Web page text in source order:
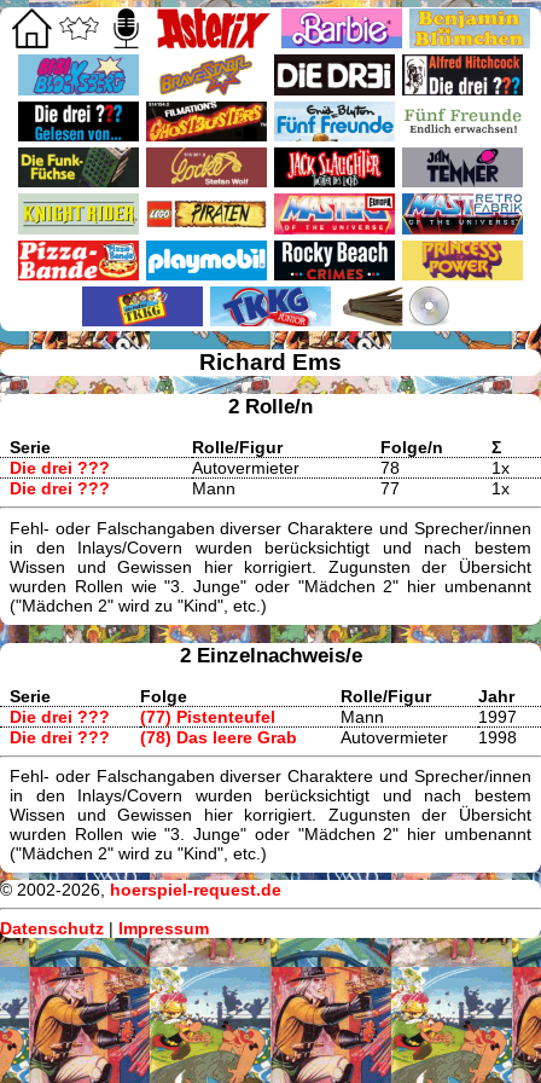
Richard Ems
2 Rolle/n
Serie Rolle/Figur Folge/n
Σ
Die drei ???
Autovermieter 78
1x
Die drei ???
Mann 77 1x
Fehl- oder Falschangaben diverser Charaktere und Sprecher/innen
in den Inlays/Covern wurden berücksichtigt und nach bestem
Wissen und Gewissen hier korrigiert. Zugunsten der Übersicht
wurden Rollen wie "3. Junge" oder "Mädchen 2" hier umbenannt
("Mädchen 2" wird zu "Kind", etc.)
2 Einzelnachweis/e
Serie Folge Rolle/Figur
Jahr
Die drei ???
(77) Pistenteufel Mann
1997
Die drei ???
(78) Das leere Grab Autovermieter 1998
Fehl- oder Falschangaben diverser Charaktere und Sprecher/innen
in den Inlays/Covern wurden berücksichtigt und nach bestem
Wissen und Gewissen hier korrigiert. Zugunsten der Übersicht
wurden Rollen wie "3. Junge" oder "Mädchen 2" hier umbenannt
("Mädchen 2" wird zu "Kind", etc.)
© 2002-2026, hoerspiel-request.de
Datenschutz | Impressum